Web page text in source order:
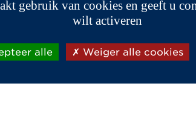
zijn de originele AIXAM
gebruik van cookies en geeft u
wilt activeren
alle Weiger alle cookies